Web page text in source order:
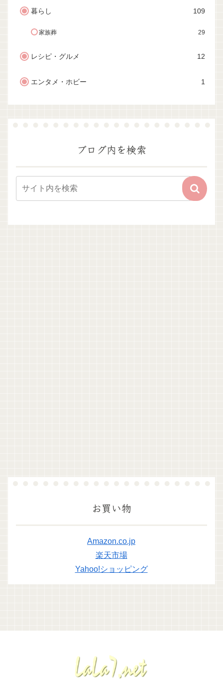
暮らし 109
家族葬 29
レシピ・グルメ 12
エンタメ・ホビー 1
ブログ内を検索
お買い物
Amazon.co.jp
楽天市場
Yahoo!ショッピング